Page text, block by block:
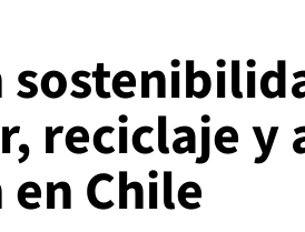
reciclaje
Chile